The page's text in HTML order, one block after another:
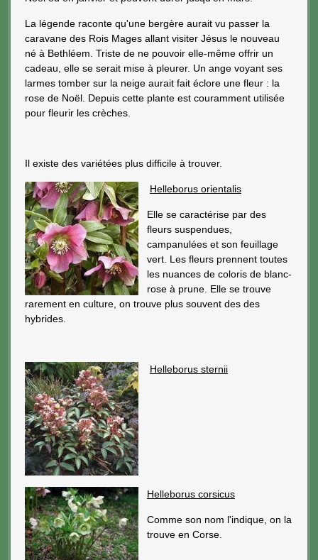
La légende raconte qu'une bergère aurait vu passer la
caravane des Rois Mages allant visiter Jésus le nouveau
né à Bethléem. Triste de ne pouvoir elle-même offrir un
cadeau, elle se serait mise à pleurer. Un ange voyant ses
larmes tomber sur la neige aurait fait éclore une fleur : la
rose de Noël. Depuis cette plante est couramment utilisée
pour fleurir les crèches.
Il existe des variétées plus difficile à trouver.
Helleborus orientalis
Elle se caractérise par des
fleurs suspendues,
campanulées et son feuillage
vert. Les fleurs prennent toutes
les nuances de coloris de blanc-
rose à prune. Elle se trouve
rarement en culture, on trouve plus souvent des des
hybrides.
Helleborus sternii
Helleborus corsicus
Comme son nom l'indique, on la
trouve en Corse.